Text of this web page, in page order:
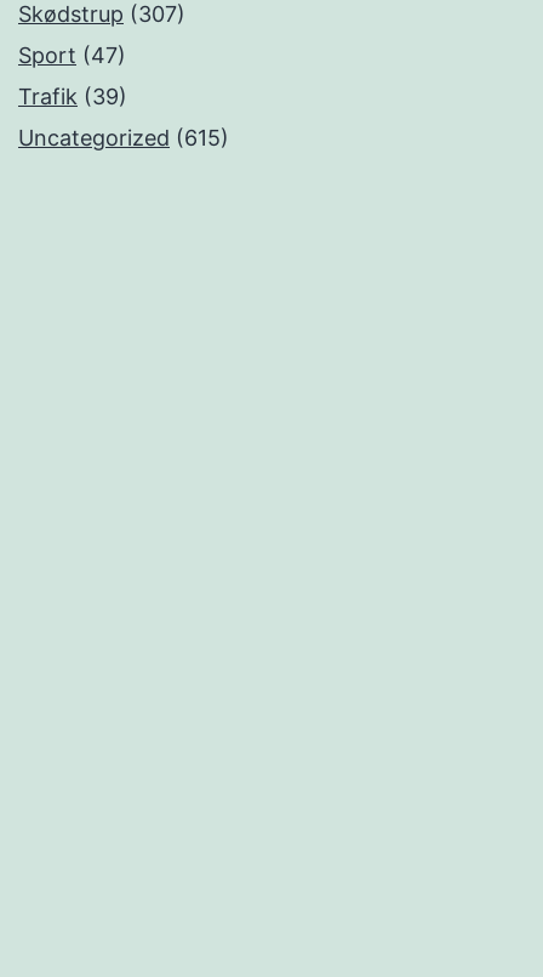
Skødstrup (307)
Sport (47)
Trafik (39)
Uncategorized (615)